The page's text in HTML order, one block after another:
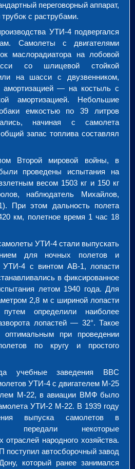
переговорный аппарат,
с раструбами.
УТИ-4 подвергался
Самолеты с двигателями
маслорадиатора на лобовой
со шлицевой стойкой
на шасси с двузвенником,
амортизацией — на костыль с
амортизацией. Небольшие
емкостью по 39 литров
начиная с самолета
запас топлива составлял
Второй мировой войны, в
проведены испытания на
весом 1503 кг и 150 кг
наблюдатель Михайлов,
При этом дальность полета
км, полетное время 1 час 18
УТИ-4 стали выпускать
для ночных полетов и
УТИ-4 с винтом АВ-1, лопасти
в фиксированное
летом 1940 года. Для
2,8 м с шириной лопасти
определили наиболее
лопастей — 32°. Такое
оптимальным при проведении
по кругу и простого
учебные заведения ВВС
УТИ-4 с двигателем М-25
М-22, в авиации ВМФ было
УТИ-2 М-22. В 1939 году
выпуска самолетов в
передали некоторые
отраслей народного хозяйства.
поступил автосборочный завод
который ранее занимался